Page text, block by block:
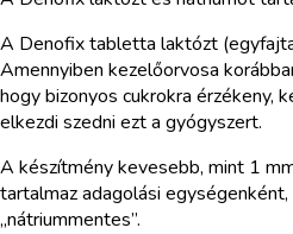
A Denofix tabletta laktózt
Amennyiben kezelőorvosa
hogy bizonyos cukrokra érzékeny,
elkezdi szedni ezt a gyógyszert.
A készítmény kevesebb, mint 1
tartalmaz adagolási
„nátriummentes”.